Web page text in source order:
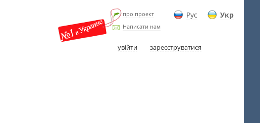
Рус Укр
про проект
Написати нам
увійти зареєструватися